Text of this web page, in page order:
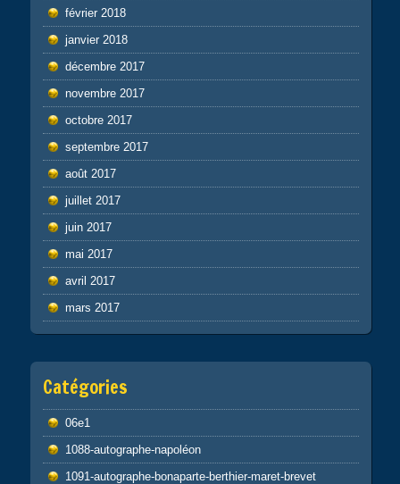
février 2018
janvier 2018
décembre 2017
novembre 2017
octobre 2017
septembre 2017
août 2017
juillet 2017
juin 2017
mai 2017
avril 2017
mars 2017
Catégories
06e1
1088-autographe-napoléon
1091-autographe-bonaparte-berthier-maret-brevet